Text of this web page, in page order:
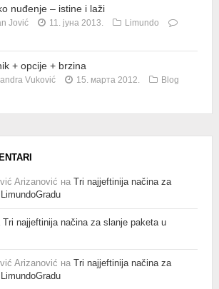
nuđenje – istine i laži
Jović 11. јуна 2013.
Limundo
+ opcije + brzina
Vuković 15. марта 2012.
Blog
Arizanović на Tri najjeftinija načina za
Tri najjeftinija načina za slanje paketa u
Arizanović на Tri najjeftinija načina za